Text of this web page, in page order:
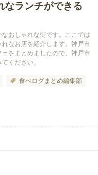
なランチができる
おしゃれな街です。ここでは
なお店を紹介します。神戸市
をまとめましたので、神戸市
ください。
食べログまとめ編集部